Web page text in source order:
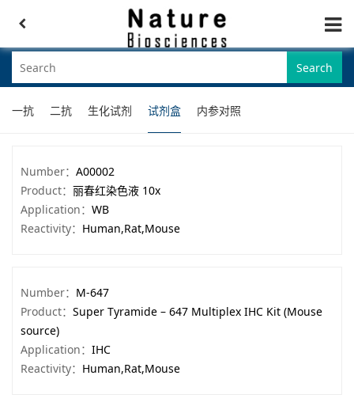
Search
一抗 二抗 生化试剂 试剂盒 内参对照
Number： A00002
Product： 丽春红染色液 10x
Application： WB
Reactivity： Human,Rat,Mouse
Number： M-647
Product： Super Tyramide – 647 Multiplex IHC Kit (Mouse
source)
Application： IHC
Reactivity： Human,Rat,Mouse